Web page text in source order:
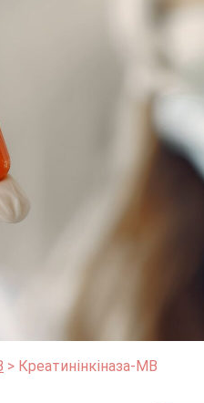
Креатинінкіназа-МВ